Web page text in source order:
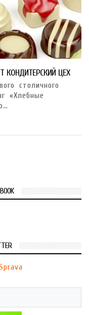
КОНДИТЕРСКИЙ ЦЕХ
столичного
«Хлебные